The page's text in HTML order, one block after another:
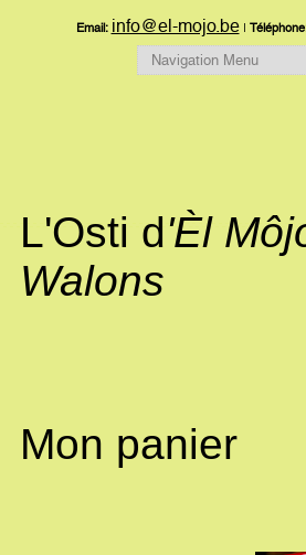
Email: info@el-mojo.be|
L'Osti d'Èl
Walons
Mon panier